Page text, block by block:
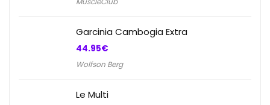
initial
Garcinia Cambogia Extra
44.95€
Wolfson Berg
Le Multi